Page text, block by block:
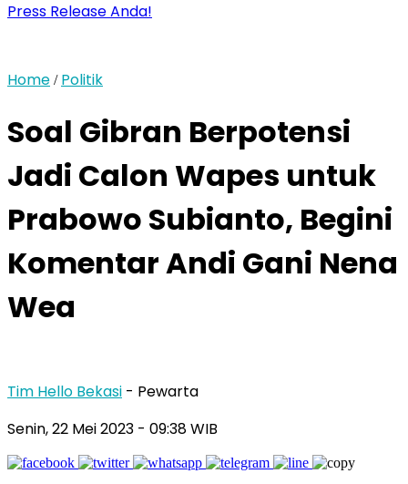
Press Release Anda!
Home / Politik
Soal Gibran Berpotensi
Jadi Calon Wapes untuk
Prabowo Subianto, Begini
Komentar Andi Gani Nena
Wea
Tim Hello Bekasi - Pewarta
Senin, 22 Mei 2023 - 09:38 WIB